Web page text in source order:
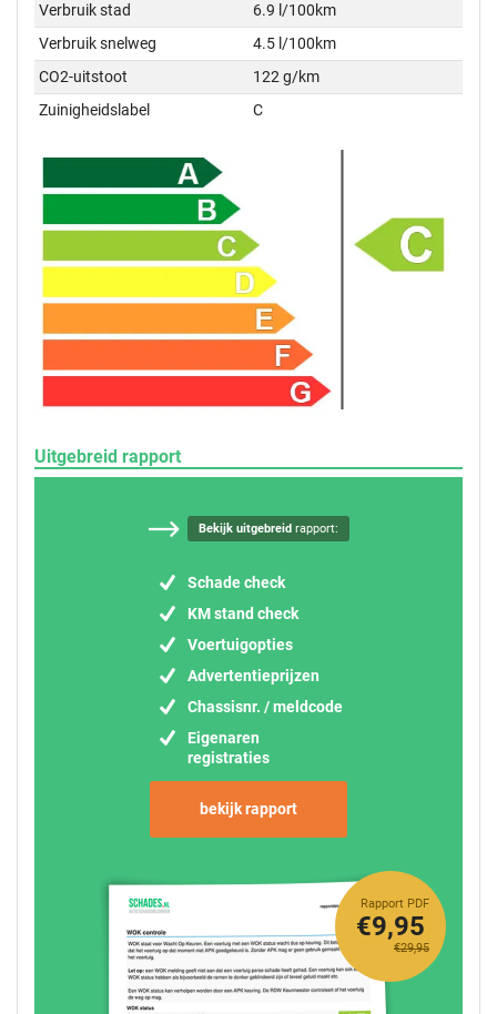
Verbruik stad
6.9 l/100km
Verbruik snelweg
4.5 l/100km
CO2-uitstoot
122 g/km
Zuinigheidslabel
C
Uitgebreid rapport
Bekijk uitgebreidrapport:
Schade check
KM stand check
Voertuigopties
Advertentieprijzen
Chassisnr. / meldcode
Eigenaren
registraties
bekijk rapport
Rapport PDF
€29,95
€9,95